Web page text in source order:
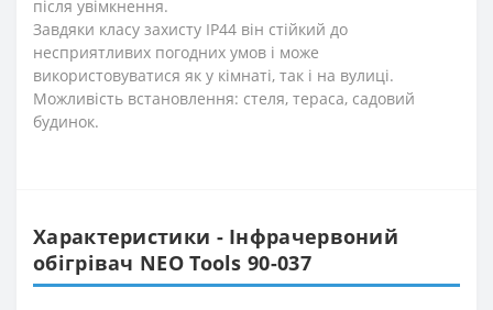
після увімкнення.
Завдяки класу захисту IP44 він стійкий до
несприятливих погодних умов і може
використовуватися як у кімнаті, так і на вулиці.
Можливість встановлення: стеля, тераса, садовий
будинок.
Характеристики - Інфрачервоний
обігрівач NEO Tools 90-037